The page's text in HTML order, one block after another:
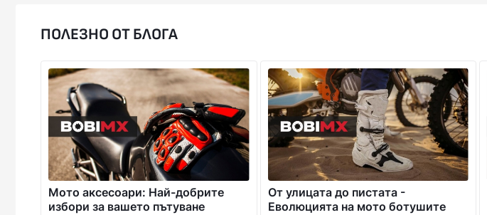
ПОЛЕЗНО ОТ БЛОГА
Мото аксесоари: Най-добрите
избори за вашето пътуване
От улицата до пистата -
Еволюцията на мото ботушите